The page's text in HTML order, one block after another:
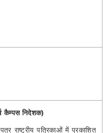
कैम्पस निदेशक)
राष्ट्रीय पत्रिकाओं में प्रकाशित